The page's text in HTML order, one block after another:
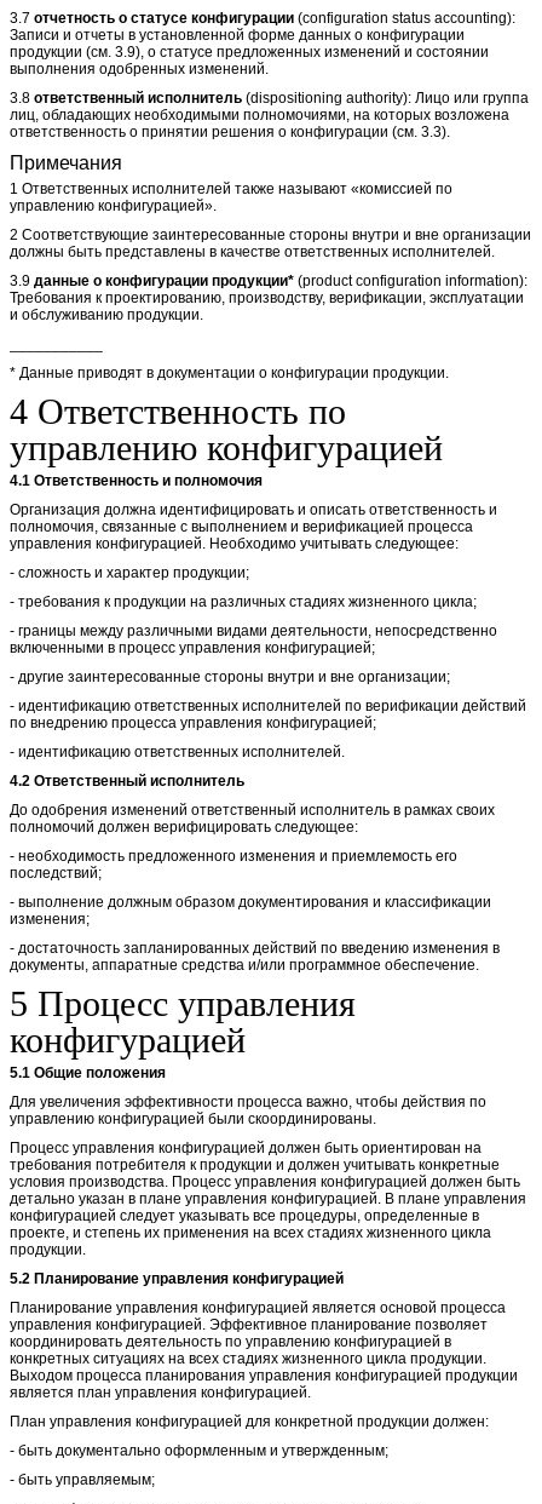
3.7 отчетность о статусе конфигурации (configuration status accounting):
Записи и отчеты в установленной форме данных о конфигурации
продукции (см. 3.9), о статусе предложенных изменений и состоянии
выполнения одобренных изменений.
3.8 ответственный исполнитель (dispositioning authority): Лицо или группа
лиц, обладающих необходимыми полномочиями, на которых возложена
ответственность о принятии решения о конфигурации (см. 3.3).
Примечания
1 Ответственных исполнителей также называют «комиссией по
управлению конфигурацией».
2 Соответствующие заинтересованные стороны внутри и вне организации
должны быть представлены в качестве ответственных исполнителей.
3.9 данные о конфигурации продукции* (product configuration information):
Требования к проектированию, производству, верификации, эксплуатации
и обслуживанию продукции.
* Данные приводят в документации о конфигурации продукции.
4 Ответственность по
управлению конфигурацией
4.1 Ответственность и полномочия
Организация должна идентифицировать и описать ответственность и
полномочия, связанные с выполнением и верификацией процесса
управления конфигурацией. Необходимо учитывать следующее:
- сложность и характер продукции;
- требования к продукции на различных стадиях жизненного цикла;
- границы между различными видами деятельности, непосредственно
включенными в процесс управления конфигурацией;
- другие заинтересованные стороны внутри и вне организации;
- идентификацию ответственных исполнителей по верификации действий
по внедрению процесса управления конфигурацией;
- идентификацию ответственных исполнителей.
4.2 Ответственный исполнитель
До одобрения изменений ответственный исполнитель в рамках своих
полномочий должен верифицировать следующее:
- необходимость предложенного изменения и приемлемость его
последствий;
- выполнение должным образом документирования и классификации
изменения;
- достаточность запланированных действий по введению изменения в
документы, аппаратные средства и/или программное обеспечение.
5 Процесс управления
конфигурацией
5.1 Общие положения
Для увеличения эффективности процесса важно, чтобы действия по
управлению конфигурацией были скоординированы.
Процесс управления конфигурацией должен быть ориентирован на
требования потребителя к продукции и должен учитывать конкретные
условия производства. Процесс управления конфигурацией должен быть
детально указан в плане управления конфигурацией. В плане управления
конфигурацией следует указывать все процедуры, определенные в
проекте, и степень их применения на всех стадиях жизненного цикла
продукции.
5.2 Планирование управления конфигурацией
Планирование управления конфигурацией является основой процесса
управления конфигурацией. Эффективное планирование позволяет
координировать деятельность по управлению конфигурацией в
конкретных ситуациях на всех стадиях жизненного цикла продукции.
Выходом процесса планирования управления конфигурацией продукции
является план управления конфигурацией.
План управления конфигурацией для конкретной продукции должен:
- быть документально оформленным и утвержденным;
- быть управляемым;